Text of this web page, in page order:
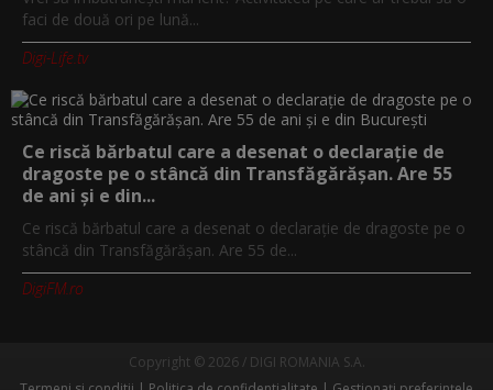
faci de două ori pe lună...
Digi-Life.tv
Ce riscă bărbatul care a desenat o declarație de
dragoste pe o stâncă din Transfăgărășan. Are 55
de ani și e din...
Ce riscă bărbatul care a desenat o declarație de dragoste pe o
stâncă din Transfăgărășan. Are 55 de...
DigiFM.ro
Copyright © 2026 / DIGI ROMANIA S.A.